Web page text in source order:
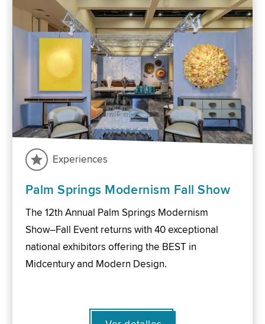
Experiences
Palm Springs Modernism Fall Show
The 12th Annual Palm Springs Modernism
Show–Fall Event returns with 40 exceptional
national exhibitors offering the BEST in
Midcentury and Modern Design.